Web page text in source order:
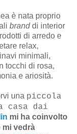
è nata proprio
branddi interior
di arredo e
relax,
minimali,
tocchi di rosa,
e ariosità.
una piccola
casa dai
mi ha coinvolto
mi vedrà